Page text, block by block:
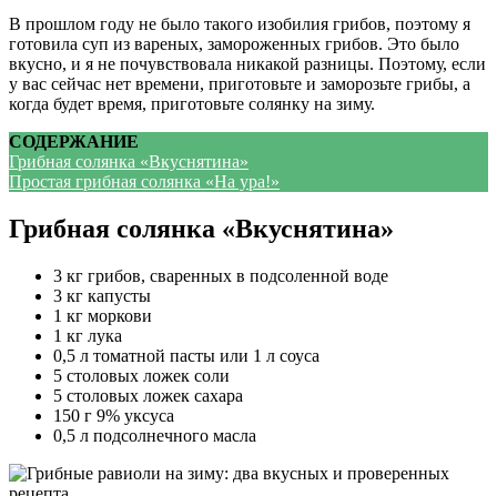
В прошлом году не было такого изобилия грибов, поэтому я
готовила суп из вареных, замороженных грибов. Это было
вкусно, и я не почувствовала никакой разницы. Поэтому, если
у вас сейчас нет времени, приготовьте и заморозьте грибы, а
когда будет время, приготовьте солянку на зиму.
СОДЕРЖАНИЕ
Грибная солянка «Вкуснятина»
Простая грибная солянка «На ура!»
Грибная солянка «Вкуснятина»
3 кг грибов, сваренных в подсоленной воде
3 кг капусты
1 кг моркови
1 кг лука
0,5 л томатной пасты или 1 л соуса
5 столовых ложек соли
5 столовых ложек сахара
150 г 9% уксуса
0,5 л подсолнечного масла